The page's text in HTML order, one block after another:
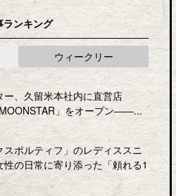
ランキング
ウィークリー
ー、久留米本社内に直営店
」をオープン――...
スポルティフ」のレディススニ
性の日常に寄り添った「頼れる1